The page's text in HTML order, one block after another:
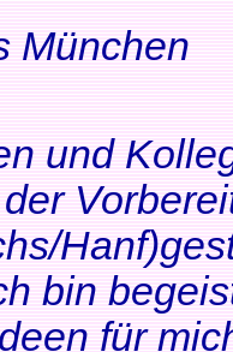
München
und
bin
für